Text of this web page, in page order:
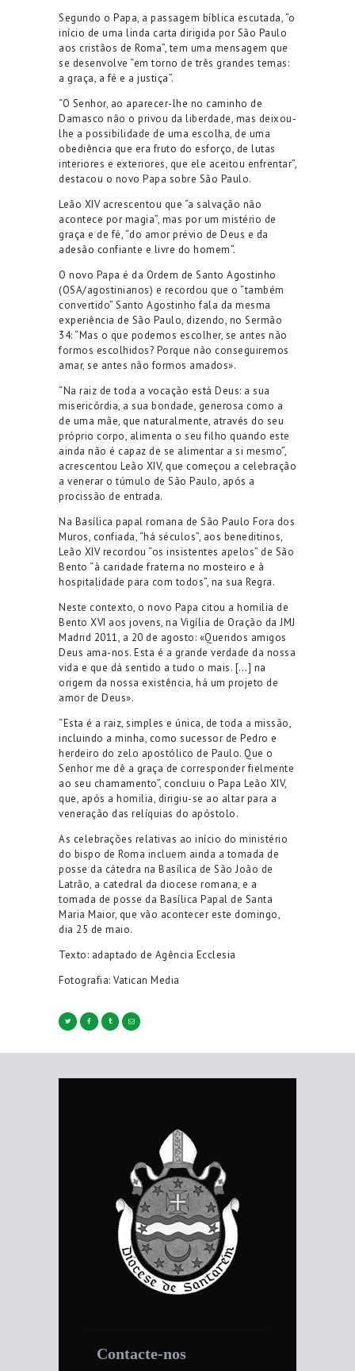
Segundo o Papa, a passagem bíblica escutada, “o
início de uma linda carta dirigida por São Paulo
aos cristãos de Roma”, tem uma mensagem que
se desenvolve “em torno de três grandes temas:
a graça, a fé e a justiça”.
“O Senhor, ao aparecer-lhe no caminho de
Damasco não o privou da liberdade, mas deixou-
lhe a possibilidade de uma escolha, de uma
obediência que era fruto do esforço, de lutas
interiores e exteriores, que ele aceitou enfrentar”,
destacou o novo Papa sobre São Paulo.
Leão XIV acrescentou que “a salvação não
acontece por magia”, mas por um mistério de
graça e de fé, “do amor prévio de Deus e da
adesão confiante e livre do homem”.
O novo Papa é da Ordem de Santo Agostinho
(OSA/agostinianos) e recordou que o “também
convertido” Santo Agostinho fala da mesma
experiência de São Paulo, dizendo, no Sermão
34: “Mas o que podemos escolher, se antes não
formos escolhidos? Porque não conseguiremos
amar, se antes não formos amados».
“Na raiz de toda a vocação está Deus: a sua
misericórdia, a sua bondade, generosa como a
de uma mãe, que naturalmente, através do seu
próprio corpo, alimenta o seu filho quando este
ainda não é capaz de se alimentar a si mesmo”,
acrescentou Leão XIV, que começou a celebração
a venerar o túmulo de São Paulo, após a
procissão de entrada.
Na Basílica papal romana de São Paulo Fora dos
Muros, confiada, “há séculos”, aos beneditinos,
Leão XIV recordou “os insistentes apelos” de São
Bento “à caridade fraterna no mosteiro e à
hospitalidade para com todos”, na sua Regra.
Neste contexto, o novo Papa citou a homilia de
Bento XVI aos jovens, na Vigília de Oração da JMJ
Madrid 2011, a 20 de agosto: «Queridos amigos
Deus ama-nos. Esta é a grande verdade da nossa
vida e que dá sentido a tudo o mais. […] na
origem da nossa existência, há um projeto de
amor de Deus».
“Esta é a raiz, simples e única, de toda a missão,
incluindo a minha, como sucessor de Pedro e
herdeiro do zelo apostólico de Paulo. Que o
Senhor me dê a graça de corresponder fielmente
ao seu chamamento”, concluiu o Papa Leão XIV,
que, após a homilia, dirigiu-se ao altar para a
veneração das relíquias do apóstolo.
As celebrações relativas ao início do ministério
do bispo de Roma incluem ainda a tomada de
posse da cátedra na Basílica de São João de
Latrão, a catedral da diocese romana, e a
tomada de posse da Basílica Papal de Santa
Maria Maior, que vão acontecer este domingo,
dia 25 de maio.
Texto: adaptado de Agência Ecclesia
Fotografia: Vatican Media
Contacte-nos